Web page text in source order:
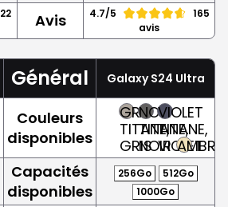
22
Avis 4.7/5
165
avis
Général Galaxy S24 Ultra
Couleurs
disponibles
GRIS
TITANE,
GRIS
NOIR
TITANE,
NOIR
VIOLET
TITANE,
VIOLET
AMBRE
Capacités
disponibles
256Go
512Go
1000Go